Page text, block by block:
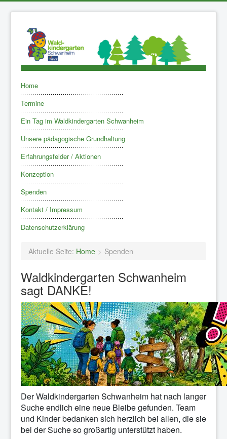
Home
Termine
Ein Tag im Waldkindergarten Schwanheim
Unsere pädagogische Grundhaltung
Erfahrungsfelder / Aktionen
Konzeption
Spenden
Kontakt / Impressum
Datenschutzerklärung
Aktuelle Seite: Home Spenden
Waldkindergarten Schwanheim
sagt DANKE!
Der Waldkindergarten Schwanheim hat nach langer
Suche endlich eine neue Bleibe gefunden. Team
und Kinder bedanken sich herzlich bei allen, die sie
bei der Suche so großartig unterstützt haben.